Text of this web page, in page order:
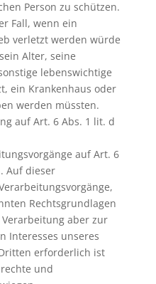
Person zu schützen.
Fall, wenn ein
verletzt werden würde
Alter, seine
lebenswichtige
ein Krankenhaus oder
werden müssten.
auf Art. 6 Abs. 1 lit. d
auf Art. 6
Auf dieser
Rechtsgrundlagen
aber zur
Interesses unseres
erforderlich ist
und